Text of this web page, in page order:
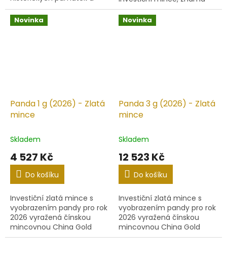
milovníky anglické
královské rodiny. Na minci
je detailně vyobrazen
svou precizností a kvalitou.
Nese portrét krále Karla III. a
ikonický javorový...
Novinka
Panda 1 g (2026) - Zlatá
mince
Skladem
4 527 Kč
Do košíku
Investiční zlatá mince s
vyobrazením pandy pro rok
2026 vyražená čínskou
mincovnou China Gold
Coin Incorporation.
Novinka
Panda 3 g (2026) - Zlatá
mince
Skladem
12 523 Kč
Do košíku
Investiční zlatá mince s
vyobrazením pandy pro rok
2026 vyražená čínskou
mincovnou China Gold
Coin Incorporation.